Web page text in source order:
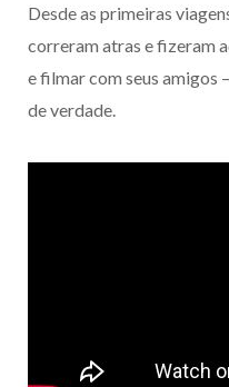
Desde as primeiras
correram atras e fizeram
e filmar com seus amigos
de verdade.